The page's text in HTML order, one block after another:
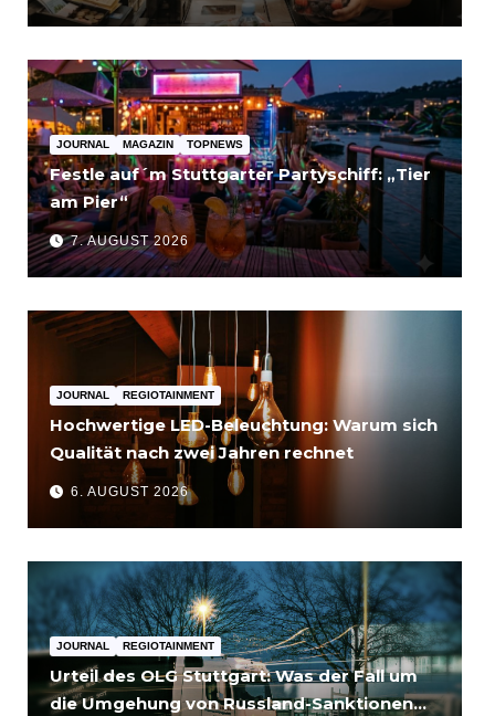
JOURNAL MAGAZIN TOPNEWS
Festle auf´m Stuttgarter Partyschiff: „Tier
am Pier“
7. AUGUST 2026
JOURNAL REGIOTAINMENT
Hochwertige LED-Beleuchtung: Warum sich
Qualität nach zwei Jahren rechnet
6. AUGUST 2026
JOURNAL REGIOTAINMENT
Urteil des OLG Stuttgart: Was der Fall um
die Umgehung von Russland-Sanktionen